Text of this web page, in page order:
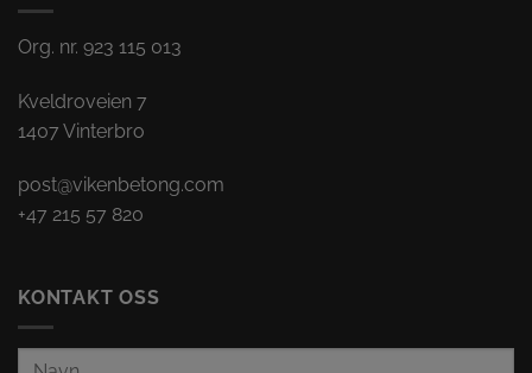
Org. nr. 923 115 013
Kveldroveien 7
1407 Vinterbro
post@vikenbetong.com
+47 215 57 820
KONTAKT OSS